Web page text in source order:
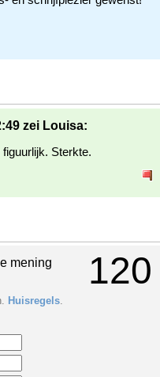
zei Louisa:
Sterkte.
120
mening
Huisregels